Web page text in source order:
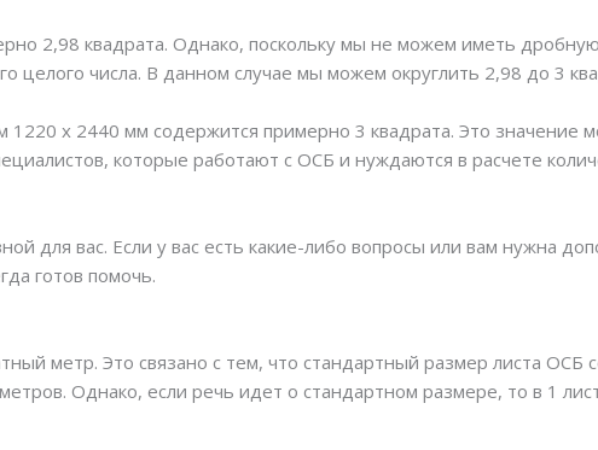
2,98 квадрата. Однако, поскольку мы не можем иметь
целого числа. В данном случае мы можем округлить 2,98 до 3
1220 х 2440 мм содержится примерно 3 квадрата. Это значение
которые работают с ОСБ и нуждаются в расчете
для вас. Если у вас есть какие-либо вопросы или вам нужна
готов помочь.
метр. Это связано с тем, что стандартный размер листа ОСБ
Однако, если речь идет о стандартном размере, то в 1